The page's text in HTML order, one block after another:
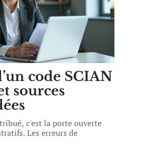
code SCIAN
sources
c'est la porte ouverte
Les erreurs de